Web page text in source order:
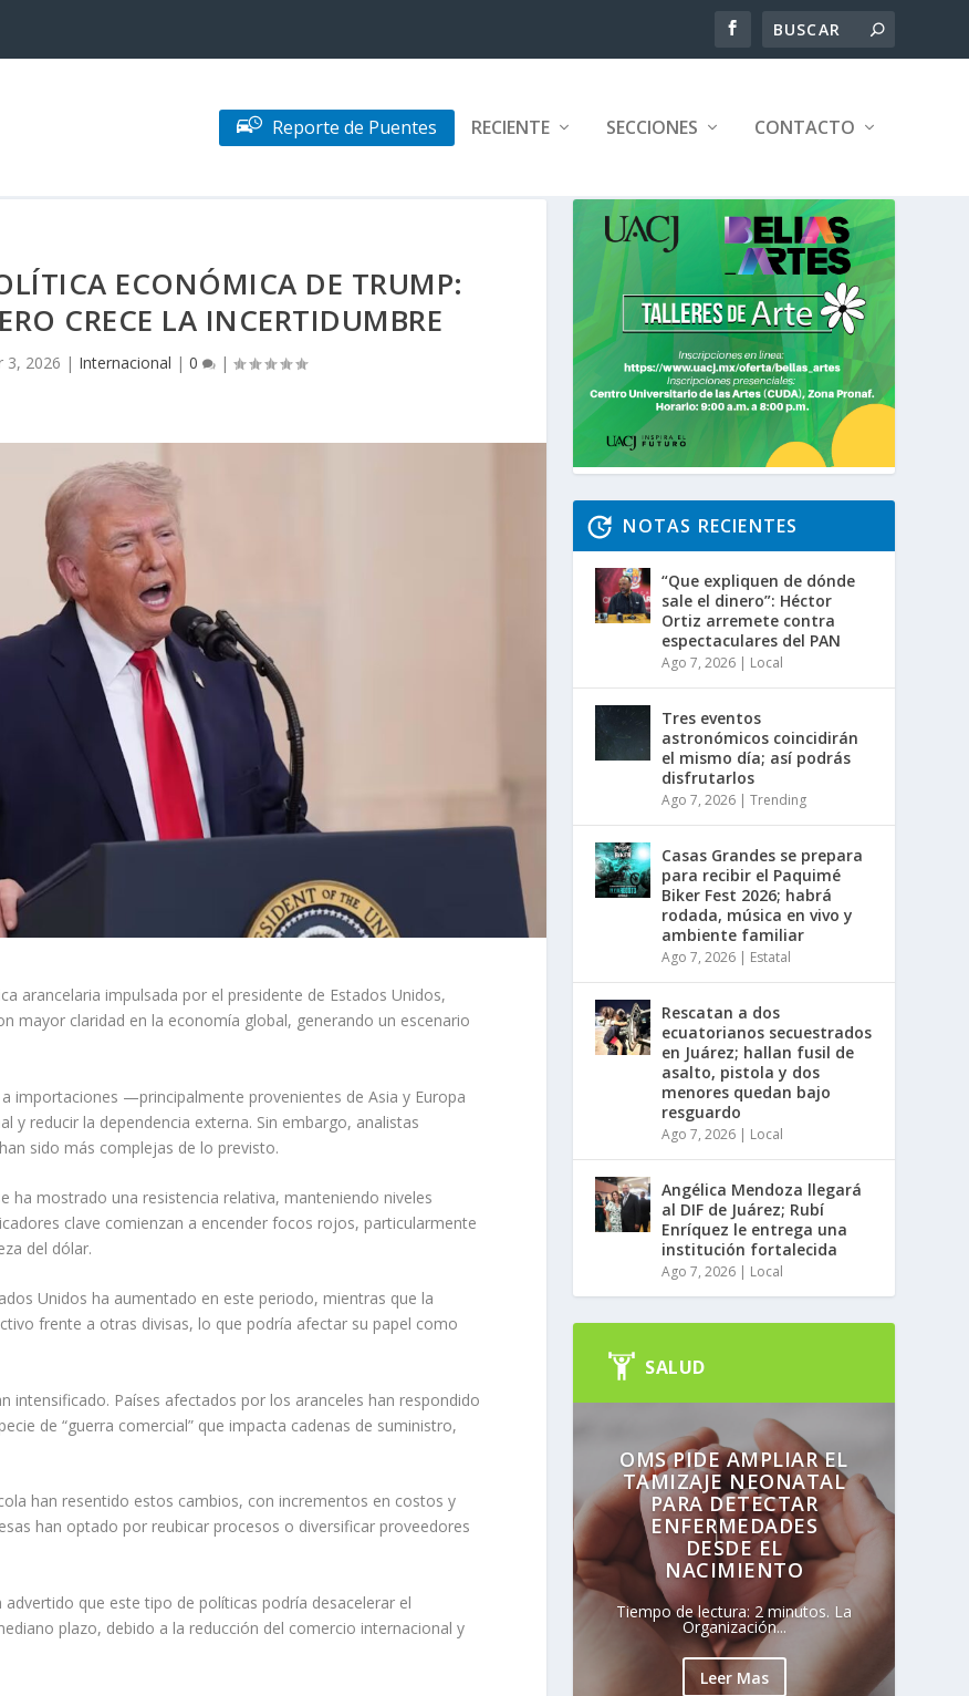
Reporte de Puentes RECIENTE SECCIONES CONTACTO
ECONÓMICA DE TRUMP:
CRECE LA INCERTIDUMBRE
3, 2026 | Internacional |0 |
arancelaria impulsada por el presidente de Estados Unidos,
mayor claridad en la economía global, generando un escenario
importaciones —principalmente provenientes de Asia y Europa
reducir la dependencia externa. Sin embargo, analistas
sido más complejas de lo previsto.
ha mostrado una resistencia relativa, manteniendo niveles
clave comienzan a encender focos rojos, particularmente
del dólar.
Unidos ha aumentado en este periodo, mientras que la
frente a otras divisas, lo que podría afectar su papel como
intensificado. Países afectados por los aranceles han respondido
de “guerra comercial” que impacta cadenas de suministro,
han resentido estos cambios, con incrementos en costos y
han optado por reubicar procesos o diversificar proveedores
que este tipo de políticas podría desacelerar el
plazo, debido a la reducción del comercio internacional y
NOTAS RECIENTES
“Que expliquen de dónde
sale el dinero”: Héctor
Ortiz arremete contra
espectaculares del PAN
Ago 7, 2026 | Local
Tres eventos
astronómicos coincidirán
el mismo día; así podrás
disfrutarlos
Ago 7, 2026 |Trending
Casas Grandes se prepara
para recibir el Paquimé
Biker Fest 2026; habrá
rodada, música en vivo y
ambiente familiar
Ago 7, 2026 | Estatal
Rescatan a dos
ecuatorianos secuestrados
en Juárez; hallan fusil de
asalto, pistola y dos
menores quedan bajo
resguardo
Ago 7, 2026 | Local
Angélica Mendoza llegará
al DIF de Juárez; Rubí
Enríquez le entrega una
institución fortalecida
Ago 7, 2026 | Local
SALUD
OMS PIDE AMPLIAR EL
TAMIZAJE NEONATAL
PARA DETECTAR
ENFERMEDADES
DESDE EL
NACIMIENTO
Tiempo de lectura: 2 minutos. La
Organización...
Leer Mas